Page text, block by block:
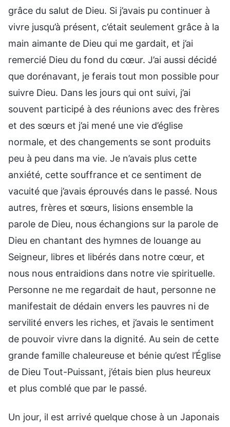
grâce du salut de Dieu. Si j’avais pu continuer à
vivre jusqu’à présent, c’était seulement grâce à la
main aimante de Dieu qui me gardait, et j’ai
remercié Dieu du fond du cœur. J’ai aussi décidé
que dorénavant, je ferais tout mon possible pour
suivre Dieu. Dans les jours qui ont suivi, j’ai
souvent participé à des réunions avec des frères
et des sœurs et j’ai mené une vie d’église
normale, et des changements se sont produits
peu à peu dans ma vie. Je n’avais plus cette
anxiété, cette souffrance et ce sentiment de
vacuité que j’avais éprouvés dans le passé. Nous
autres, frères et sœurs, lisions ensemble la
parole de Dieu, nous échangions sur la parole de
Dieu en chantant des hymnes de louange au
Seigneur, libres et libérés dans notre cœur, et
nous nous entraidions dans notre vie spirituelle.
Personne ne me regardait de haut, personne ne
manifestait de dédain envers les pauvres ni de
servilité envers les riches, et j’avais le sentiment
de pouvoir vivre dans la dignité. Au sein de cette
grande famille chaleureuse et bénie qu’est l’Église
de Dieu Tout-Puissant, j’étais bien plus heureux
et plus comblé que par le passé.
Un jour, il est arrivé quelque chose à un Japonais